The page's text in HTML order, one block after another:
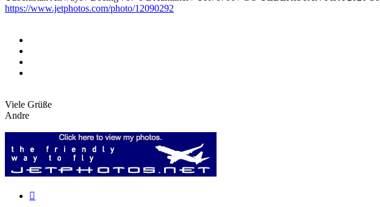
https://www.jetphotos.com/photo/12090292
Viele Grüße
Andre